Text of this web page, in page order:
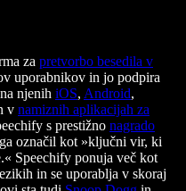
za pretvorbo besedila v
uporabnikov in jo podpira
njenih iOS, Android,
v namiznih aplikacijah za
s prestižno nagrado
označil kot »ključni vir, ki
Speechify ponuja več kot
in se uporablja v skoraj